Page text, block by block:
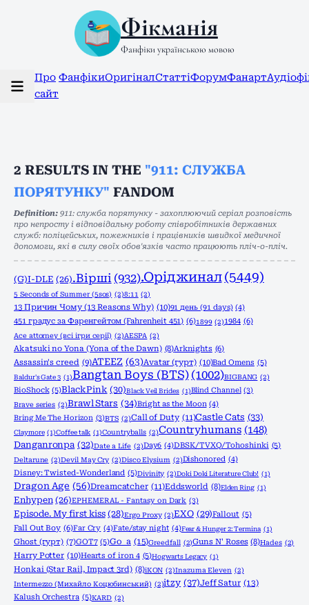
Фікманія
Фанфіки українською мовою
Про
сайт
ФанфікиОригіналСтаттіФорумФанарт
2 RESULTS IN THE "911: СЛУЖБА
ПОРЯТУНКУ" FANDOM
Definition: 911: служба порятунку - захоплюючий серіал розповість
про непросту і відповідальну роботу співробітників державних
служб: поліцейських, пожежників і працівників швидкої медичної
допомоги, які в силу своїх обов'язків часто працюють пліч-о-пліч.
(G)I-DLE (26).Вірші (932).Оріджинал (5449)
5 Seconds of Summer (5sos) (2)8:11 (2)
13 Причин Чому (13 Reasons Why) (10)91 день (91 days) (4)
451 градус за Фаренгейтом (Fahrenheit 451) (6)1899 (2)1984 (6)
Ace attorney (всі ігри серії) (2)AESPA (2)
Akatsuki no Yona (Yona of the Dawn) (8)Arknights (6)
Assassin's creed (9)ATEEZ (63)Avatar (гурт) (10)Bad Omens (5)
Baldur's Gate 3 (1)Bangtan Boys (BTS) (1002)BIGBANG (2)
BioShock (5)BlackPink (30)Black Veil Brides (1)Blind Channel (3)
Brave series (2)Brawl Stars (34)Bright as the Moon (4)
Bring Me The Horizon (3)BTS (2)Call of Duty (11)Castle Cats (33)
Claymore (1)Coffee talk (1)Countryballs (2)Countryhumans (148)
Danganronpa (32)Date a Life (2)Day6 (4)DBSK/TVXQ/Tohoshinki (5)
Deltarune (2)Devil May Cry (2)Disco Elysium (2)Dishonored (4)
Disney: Twisted-Wonderland (5)Divinity (2)Doki Doki Literature Club! (1)
Dragon Age (56)Dreamcatcher (11)Eddsworld (8)Elden Ring (1)
Enhypen (26)EPHEMERAL - Fantasy on Dark (3)
Episode. My first kiss (28)Ergo Proxy (2)EXO (29)Fallout (5)
Fall Out Boy (6)Far Cry (4)Fate/stay night (4)Fear & Hunger 2: Termina (1)
Ghost (гурт) (7)GOT7 (5)Go_a (15)Greedfall (2)Guns N' Roses (8)Hades (2)
Harry Potter (10)Hearts of iron 4 (5)Hogwarts Legacy (1)
Honkai (Star Rail, Impact 3rd) (8)iKON (2)Inazuma Eleven (2)
Intermezzo (Михайло Коцюбинський) (2)itzy (37)Jeff Satur (13)
Kalush Orchestra (5)KARD (2)